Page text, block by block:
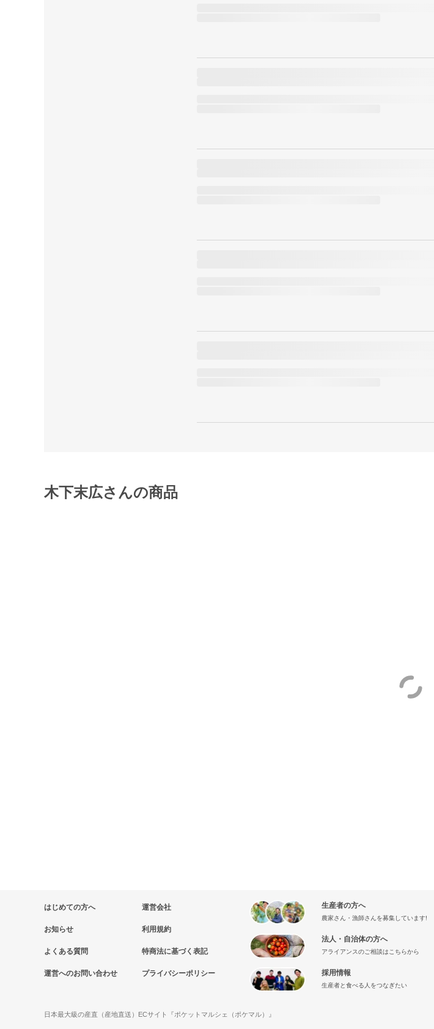
木下末広さんの商品
はじめての方へ
お知らせ
よくある質問
運営へのお問い合わせ
運営会社
利用規約
特商法に基づく表記
プライバシーポリシー
生産者の方へ
農家さん・漁師さんを募集しています!
法人・自治体の方へ
アライアンスのご相談はこちらから
採用情報
生産者と食べる人をつなぎたい
日本最大級の産直（産地直送）ECサイト『ポケットマルシェ（ポケマル）』